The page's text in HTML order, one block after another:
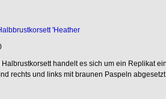
'Heather
handelt es sich um ein Replikat
rechts und links mit braunen Paspeln